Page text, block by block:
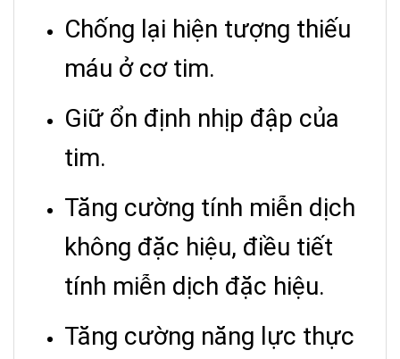
Chống lại hiện tượng thiếu
máu ở cơ tim.
Giữ ổn định nhịp đập của
tim.
Tăng cường tính miễn dịch
không đặc hiệu, điều tiết
tính miễn dịch đặc hiệu.
Tăng cường năng lực thực